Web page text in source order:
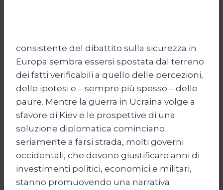
consistente del dibattito sulla sicurezza in
Europa sembra essersi spostata dal terreno
dei fatti verificabili a quello delle percezioni,
delle ipotesi e – sempre più spesso – delle
paure. Mentre la guerra in Ucraina volge a
sfavore di Kiev e le prospettive di una
soluzione diplomatica cominciano
seriamente a farsi strada, molti governi
occidentali, che devono giustificare anni di
investimenti politici, economici e militari,
stanno promuovendo una narrativa